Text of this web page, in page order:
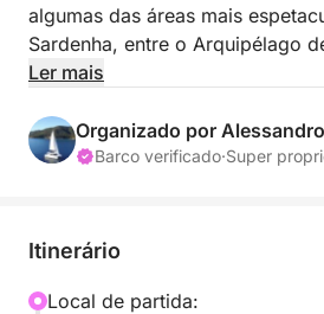
algumas das áreas mais
Sardenha, entre o Arquipélago
Costa Esmeralda. Um dia
meio a águas cristalinas,
paisagens naturais únicas.
das ilhas mais cativantes do
cristalinas, semelhantes às do
Ler mais
Organizado por Alessandro
Barco verificado·Super
Itinerário
Local de partida: